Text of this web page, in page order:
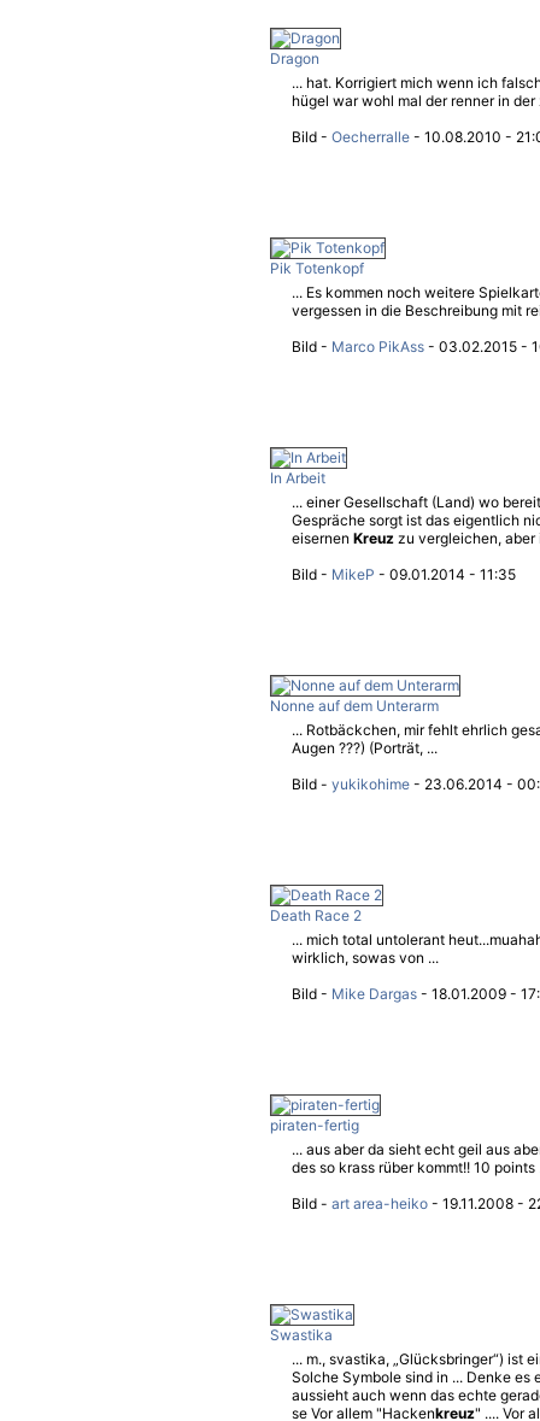
Dragon
... hat. Korrigiert mich wenn ich
hügel war wohl mal der renner in der
Bild - Oecherralle - 10.08.2010 -
Pik Totenkopf
... Es kommen noch weitere
vergessen in die Beschreibung mit
Bild - Marco PikAss - 03.02.2015 -
In Arbeit
... einer Gesellschaft (Land) wo
Gespräche sorgt ist das eigentlich
eisernen Kreuz zu vergleichen, aber
Bild - MikeP - 09.01.2014 - 11:35
Nonne auf dem Unterarm
... Rotbäckchen, mir fehlt ehrlich
Augen ???) (Porträt, ...
Bild - yukikohime - 23.06.2014 -
Death Race 2
... mich total untolerant
wirklich, sowas von ...
Bild - Mike Dargas - 18.01.2009 -
piraten-fertig
... aus aber da sieht echt geil aus
des so krass rüber kommt!! 10 points
Bild - art area-heiko - 19.11.2008 -
Swastika
... m., svastika, „Glücksbringer“) ist
Solche Symbole sind in ... Denke
aussieht auch wenn das echte
se Vor allem "Hackenkreuz" .... Vor